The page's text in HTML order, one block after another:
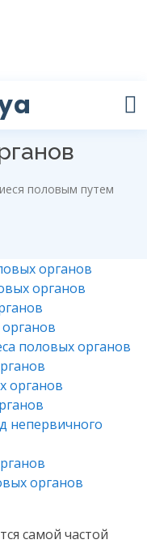
половым путем
органов
органов
половых органов
органов
непервичного
органов
самой частой